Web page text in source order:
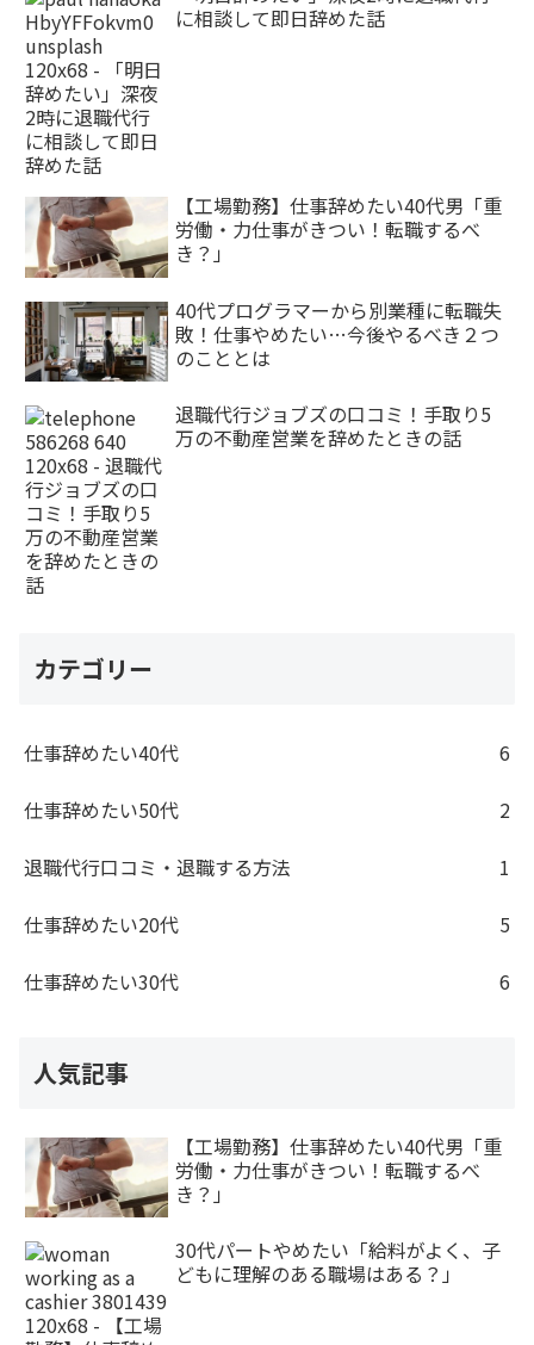
に相談して即日辞めた話
【工場勤務】仕事辞めたい40代男「重
労働・力仕事がきつい！転職するべ
き？」
40代プログラマーから別業種に転職失
敗！仕事やめたい…今後やるべき２つ
のこととは
退職代行ジョブズの口コミ！手取り5
万の不動産営業を辞めたときの話
カテゴリー
仕事辞めたい40代
6
仕事辞めたい50代
2
退職代行口コミ・退職する方法
1
仕事辞めたい20代
5
仕事辞めたい30代
6
人気記事
【工場勤務】仕事辞めたい40代男「重
労働・力仕事がきつい！転職するべ
き？」
30代パートやめたい「給料がよく、子
どもに理解のある職場はある？」